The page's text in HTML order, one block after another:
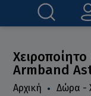
Armband
Αρχική Δώρα -